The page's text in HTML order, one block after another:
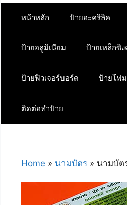
หน้าหลัก ป้ายอะคริลิค
ป้ายอลูมิเนียม ป้ายเหล็กซิง
ป้ายฟิวเจอร์บอร์ด ป้ายโฟ
ติดต่อทำป้าย
Home » นามบัตร » นามบัต